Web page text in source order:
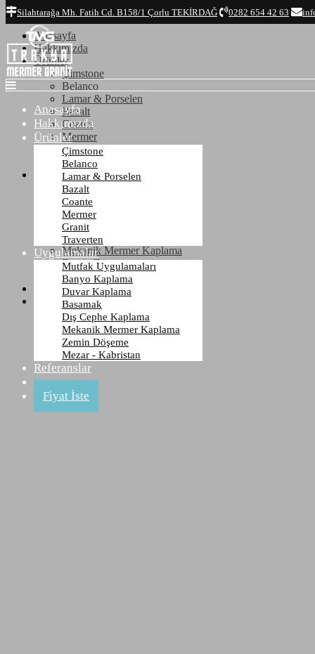
Top
Anasayfa
Hakkımızda
Ürünler
Çimstone
Belanco
Lamar & Porselen
Bazalt
Coante
Mermer
Granit
Traverten
Uygulamalar
Mutfak Uygulamaları
Banyo Kaplama
Duvar Kaplama
Basamak
Dış Cephe Kaplama
Mekanik Mermer Kaplama
Zemin Döşeme
Mezar - Kabristan
Referanslar
İletişim
Silahtarağa Mh. Fatih Cd. B158/1 Çorlu TEKİRDAĞ 0282 654 42 63
Anasayfa
Hakkımızda
Ürünler
Çimstone
Belanco
Lamar & Porselen
Bazalt
Coante
Mermer
Granit
Traverten
Uygulamalar
Mutfak Uygulamaları
Banyo Kaplama
Duvar Kaplama
Basamak
Dış Cephe Kaplama
Mekanik Mermer Kaplama
Zemin Döşeme
Mezar - Kabristan
Referanslar
İletişim
Fiyat İste
Anasayfa
İletişim